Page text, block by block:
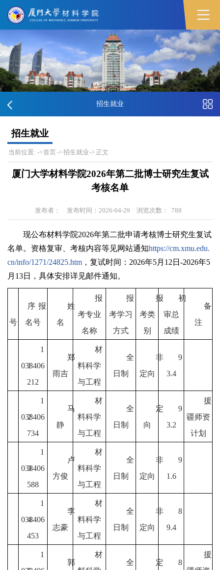
招生就业
招生就业
当前位置: ->首页 ->招生就业-> 正文
厦门大学材料学院2026年第二批博士研究生复试
考核名单
发布者： 发布时间：2026-04-29 浏览次数： 788
现公布材料学院2026年第二批申请考核博士研究生复试
名单。资格复审、考核内容等见网站通知https://cm.xmu.edu.
cn/info/1271/24825.htm ，复试时间：2026年5月12日-2026年5
月13日，具体安排详见邮件通知。
序
号
报
名号
姓
名
报
考专业
名称
报
考学习
方式
报
考类
别
初
审总
成绩
备
注
1
1
038406
212
郑
雨吉
材
料科学
与工程
全
日制
非
定向
9
3.4
2
1
038406
734
马
静
材
料科学
与工程
全
日制
定
向
9
3.2
援
疆师资
计划
3
1
038406
588
卢
方俊
材
料科学
与工程
全
日制
非
定向
9
1.6
4
1
038406
453
李
志豪
材
料科学
与工程
全
日制
非
定向
8
9.4
1
郭
材
全
定
8
援